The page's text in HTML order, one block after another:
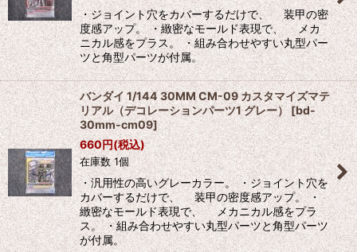
・ジョイント穴をカバーするだけで、 装甲の密
度感アップ。 ・緻密なモールド表現で、 メカ
ニカル感をプラス。 ・組み合わせやすい丸型パー
ツと角型パーツが付属。
バンダイ 1/144 30MM CM-09 カスタマイズマテ
リアル（デコレーションパーツ1 グレー）[bd-
30mm-cm09]
660円(税込)
在庫数 1個
・汎用性の高いグレーカラー。 ・ジョイント穴を
カバーするだけで、 装甲の密度感アップ。 ・
緻密なモールド表現で、 メカニカル感をプラ
ス。 ・組み合わせやすい丸型パーツと角型パーツ
が付属。